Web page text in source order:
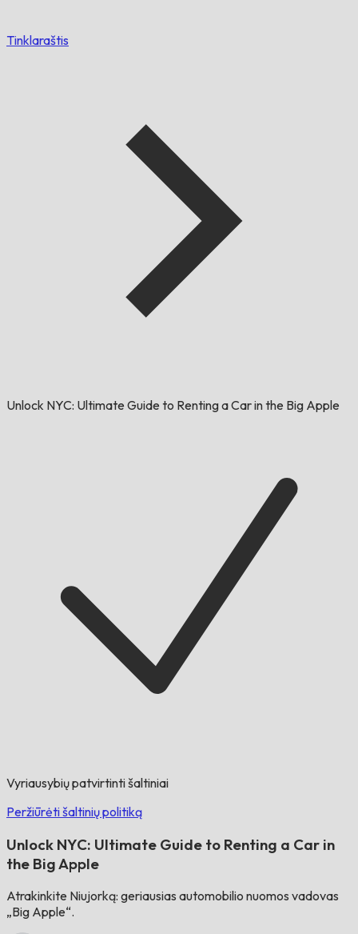
Tinklaraštis
Unlock NYC: Ultimate Guide to Renting a Car in the Big Apple
Vyriausybių patvirtinti šaltiniai
Peržiūrėti šaltinių politiką
Unlock NYC: Ultimate Guide to Renting a Car in
the Big Apple
Atrakinkite Niujorką: geriausias automobilio nuomos vadovas
„Big Apple“.